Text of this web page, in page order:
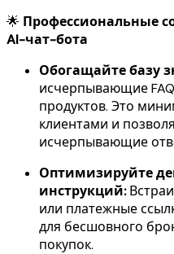
🌟 Профессиональные
AI-чат-бота
Обогащайте базу
исчерпывающие
продуктов. Это
клиентами и
исчерпывающие
Оптимизируйте
инструкций:
или платежные
для бесшовного
покупок.